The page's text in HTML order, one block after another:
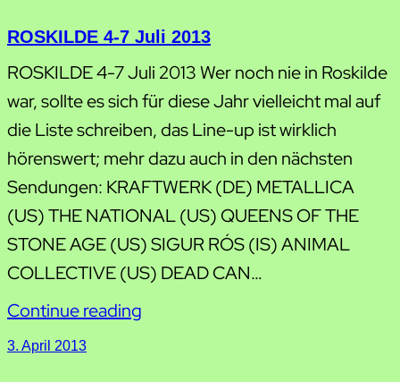
ROSKILDE 4-7 Juli 2013
ROSKILDE 4-7 Juli 2013 Wer noch nie in Roskilde
war, sollte es sich für diese Jahr vielleicht mal auf
die Liste schreiben, das Line-up ist wirklich
hörenswert; mehr dazu auch in den nächsten
Sendungen: KRAFTWERK (DE) METALLICA
(US) THE NATIONAL (US) QUEENS OF THE
STONE AGE (US) SIGUR RÓS (IS) ANIMAL
COLLECTIVE (US) DEAD CAN…
Continue reading
3. April 2013